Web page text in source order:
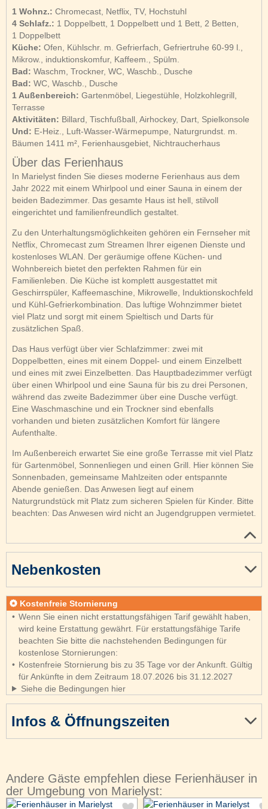
1 Wohnz.: Chromecast, Netflix, TV, Hochstuhl
4 Schlafz.: 1 Doppelbett, 1 Doppelbett und 1 Bett, 2 Betten,
1 Doppelbett
Küche: Ofen, Kühlschr. m. Gefrierfach, Gefriertruhe 60-99 l.,
Mikrow., induktionskomfur, Kaffeem., Spülm.
Bad: Waschm, Trockner, WC, Waschb., Dusche
Bad: WC, Waschb., Dusche
1 Außenbereich: Gartenmöbel, Liegestühle, Holzkohlegrill,
Terrasse
Aktivitäten: Billard, Tischfußball, Airhockey, Dart, Spielkonsole
Und: E-Heiz., Luft-Wasser-Wärmepumpe, Naturgrundst. m.
Bäumen 1411 m², Ferienhausgebiet, Nichtraucherhaus
Über das Ferienhaus
In Marielyst finden Sie dieses moderne Ferienhaus aus dem
Jahr 2022 mit einem Whirlpool und einer Sauna in einem der
beiden Badezimmer. Das gesamte Haus ist hell, stilvoll
eingerichtet und familienfreundlich gestaltet.
Zu den Unterhaltungsmöglichkeiten gehören ein Fernseher mit
Netflix, Chromecast zum Streamen Ihrer eigenen Dienste und
kostenloses WLAN. Der geräumige offene Küchen- und
Wohnbereich bietet den perfekten Rahmen für ein
Familienleben. Die Küche ist komplett ausgestattet mit
Geschirrspüler, Kaffeemaschine, Mikrowelle, Induktionskochfeld
und Kühl-Gefrierkombination. Das luftige Wohnzimmer bietet
viel Platz und sorgt mit einem Spieltisch und Darts für
zusätzlichen Spaß.
Das Haus verfügt über vier Schlafzimmer: zwei mit
Doppelbetten, eines mit einem Doppel- und einem Einzelbett
und eines mit zwei Einzelbetten. Das Hauptbadezimmer verfügt
über einen Whirlpool und eine Sauna für bis zu drei Personen,
während das zweite Badezimmer über eine Dusche verfügt.
Eine Waschmaschine und ein Trockner sind ebenfalls
vorhanden und bieten zusätzlichen Komfort für längere
Aufenthalte.
Im Außenbereich erwartet Sie eine große Terrasse mit viel Platz
für Gartenmöbel, Sonnenliegen und einen Grill. Hier können Sie
Sonnenbaden, gemeinsame Mahlzeiten oder entspannte
Abende genießen. Das Anwesen liegt auf einem
Naturgrundstück mit Platz zum sicheren Spielen für Kinder. Bitte
beachten: Das Anwesen wird nicht an Jugendgruppen vermietet.
Infos & Öffnungszeiten
Nebenkosten
Kostenfreie Stornierung
Wenn Sie einen nicht erstattungsfähigen Tarif gewählt haben,
wird keine Erstattung gewährt. Für erstattungsfähige Tarife
beachten Sie bitte die nachstehenden Bedingungen für
kostenlose Stornierungen:
Kostenfreie Stornierung bis zu 35 Tage vor der Ankunft. Gültig
für Ankünfte in dem Zeitraum 18.07.2026 bis 31.12.2027
Siehe die Bedingungen hier
Andere Gäste empfehlen diese Ferienhäuser in
der Umgebung von Marielyst: